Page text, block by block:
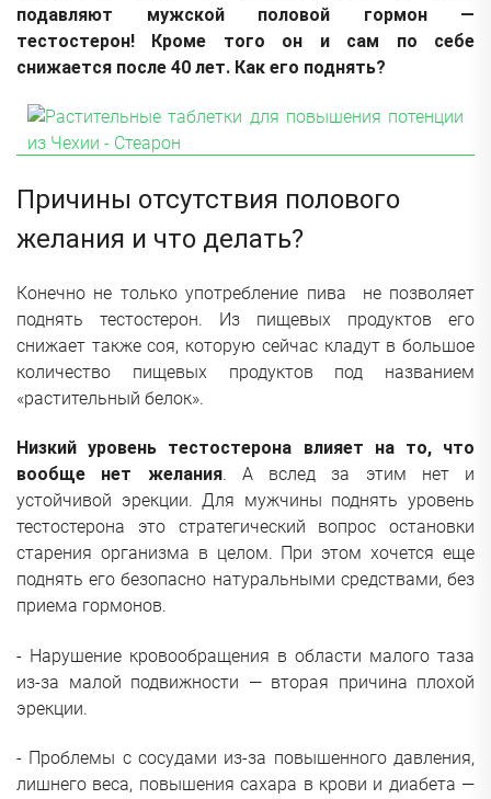
подавляют мужской половой гормон —
тестостерон! Кроме того он и сам по себе
снижается после 40 лет. Как его поднять?
Причины отсутствия полового
желания и что делать?
Конечно не только употребление пива не позволяет
поднять тестостерон. Из пищевых продуктов его
снижает также соя, которую сейчас кладут в большое
количество пищевых продуктов под названием
«растительный белок».
Низкий уровень тестостерона влияет на то, что
вообще нет желания. А вслед за этим нет и
устойчивой эрекции. Для мужчины поднять уровень
тестостерона это стратегический вопрос остановки
старения организма в целом. При этом хочется еще
поднять его безопасно натуральными средствами, без
приема гормонов.
- Нарушение кровообращения в области малого таза
из-за малой подвижности — вторая причина плохой
эрекции.
- Проблемы с сосудами из-за повышенного давления,
лишнего веса, повышения сахара в крови и диабета —